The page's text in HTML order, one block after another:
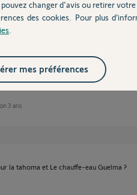
ou 1 à 100€ (Cozytouch) et 1 à 200€
tous les cas j'aurais 2 box.
HomeAssistant... Si cela fonctionne.
3 ans
la tahoma et Le chauffe-eau Guelma ?
pouvez changer d'avis ou retirer
des cookies. Pour plus
mes préférences